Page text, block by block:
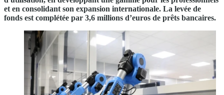
et en consolidant son expansion internationale. La levée de
fonds est complétée par 3,6 millions d’euros de prêts bancaires.